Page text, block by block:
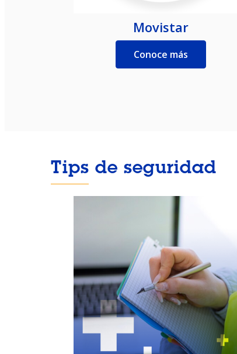
Movistar
Conoce más
Tips de seguridad